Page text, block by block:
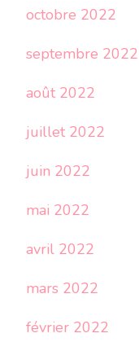
octobre 2022
septembre 2022
août 2022
juillet 2022
juin 2022
mai 2022
avril 2022
mars 2022
février 2022